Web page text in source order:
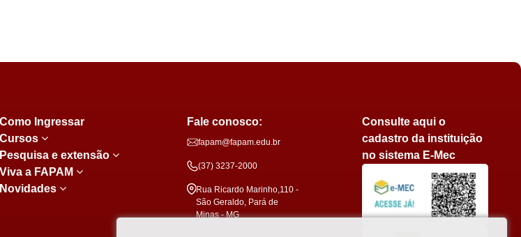
Como Ingressar
Cursos
Pesquisa e extensão
Viva a FAPAM
Novidades
Fale conosco:
fapam@fapam.edu.br
(37) 3237-2000
Rua Ricardo Marinho,110 -
São Geraldo, Pará de
Minas - MG
Consulte aqui o
cadastro da instituição
no sistema E-Mec